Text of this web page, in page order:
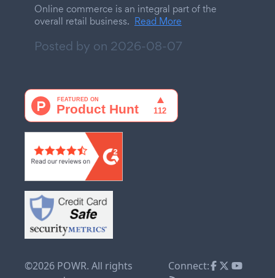
Online commerce is an integral part of the
overall retail business. Read More
Posted by on 2026-08-07
©2026 POWR. All rights
Connect: